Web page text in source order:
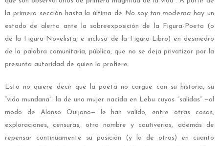
la primera sección hasta la última de No soy tan moderna hay un
estado de alerta ante la sobreexposición de la Figura-Poeta (o
de la Figura-Novelista, e incluso de la Figura-Libro) en desmedro
de la palabra comunitaria, pública, que no se deja privatizar por la
presunta autoridad de quien la profiere.
Esto no quiere decir que la poeta no cargue con su historia, su
“vida mundana”: la de una mujer nacida en Lebu cuyas “salidas” —al
modo de Alonso Quijano— le han valido, entre otras cosas,
exploraciones, censuras, otro nombre y cautiverios, además de
repensar continuamente su posición (y la de otras) en cuanto